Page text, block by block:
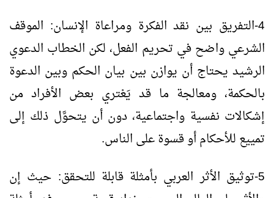
4-التفريق بين نقد الفكرة ومراعاة الإنسان: الموقف
الشرعي واضح في تحريم الفعل، لكن الخطاب الدعوي
الرشيد يحتاج أن يوازن بين بيان الحكم وبين الدعوة
بالحكمة، ومعالجة ما قد يَعْتري بعض الأفراد من
إشكالات نفسية واجتماعية، دون أن يتحوَّل ذلك إلى
تمييع للأحكام أو قسوة على الناس.
5-توثيق الأثر العربي بأمثلة قابلة للتحقق: حيث إن